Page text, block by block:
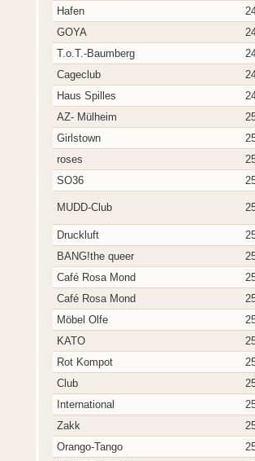
Hafen
GOYA
T.o.T.-Baumberg
Cageclub
Haus Spilles
AZ- Mülheim
Girlstown
roses
SO36
MUDD-Club
Druckluft
BANG!the queer
Café Rosa Mond
Café Rosa Mond
Möbel Olfe
KATO
Rot Kompot
Club
International
Zakk
Orango-Tango